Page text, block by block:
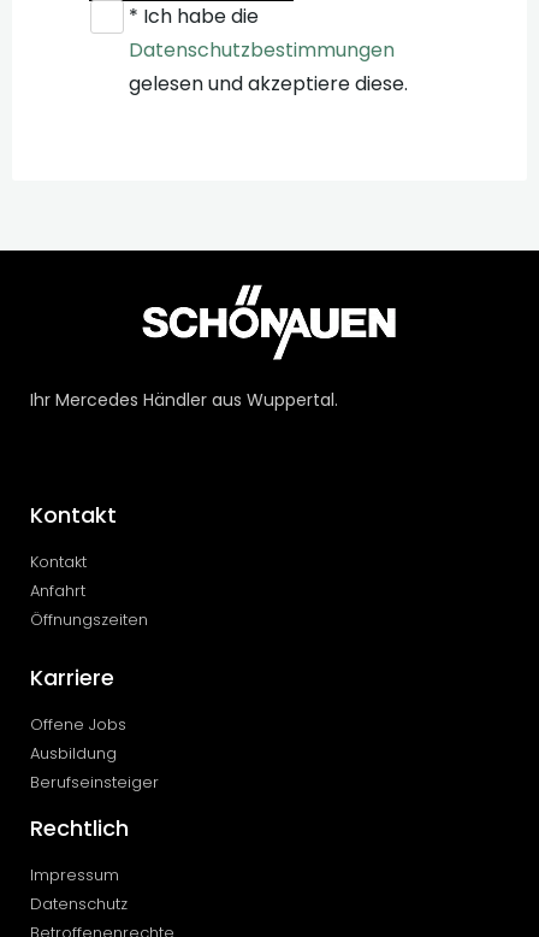
* Ich habe die
Datenschutzbestimmungen
gelesen und akzeptiere diese.
Ihr Mercedes Händler aus Wuppertal.
Kontakt
Kontakt
Anfahrt
Öffnungszeiten
Karriere
Offene Jobs
Ausbildung
Berufseinsteiger
Rechtlich
Impressum
Datenschutz
Betroffenenrechte